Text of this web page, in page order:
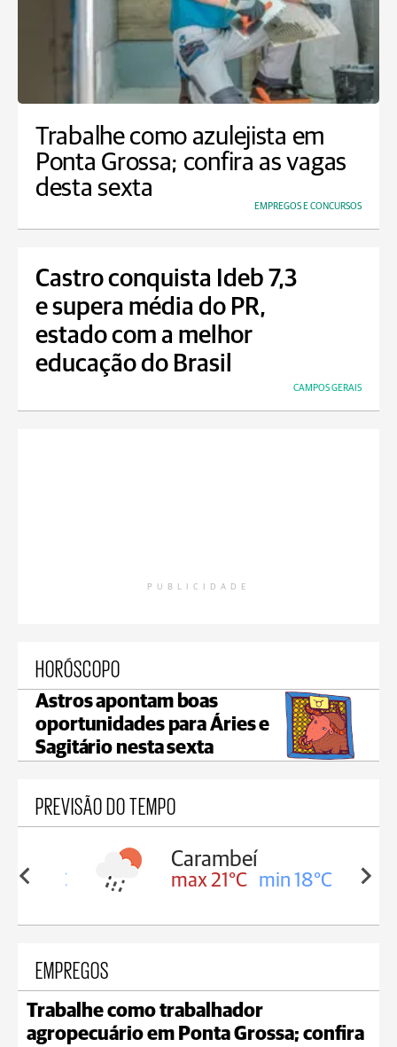
Trabalhe como azulejista em
Ponta Grossa; confira as vagas
desta sexta
EMPREGOS E CONCURSOS
Castro conquista Ideb 7,3
e supera média do PR,
estado com a melhor
educação do Brasil
CAMPOS GERAIS
PUBLICIDADE
HORÓSCOPO
Astros apontam boas
oportunidades para Áries e
Sagitário nesta sexta
PREVISÃO DO TEMPO
18°C
Carambeí
max 21°C min 18°C
EMPREGOS
Trabalhe como trabalhador
agropecuário em Ponta Grossa; confira